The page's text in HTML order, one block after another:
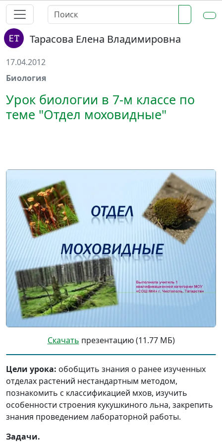
Тарасова Елена Владимировна
17.04.2012
Биология
Урок биологии в 7-м классе по
теме "Отдел моховидные"
Скачать презентацию (11.77 МБ)
Цели урока: обобщить знания о ранее изученных
отделах растений нестандартным методом,
познакомить с классификацией мхов, изучить
особенности строения кукушкиного льна, закрепить
знания проведением лабораторной работы.
Задачи.